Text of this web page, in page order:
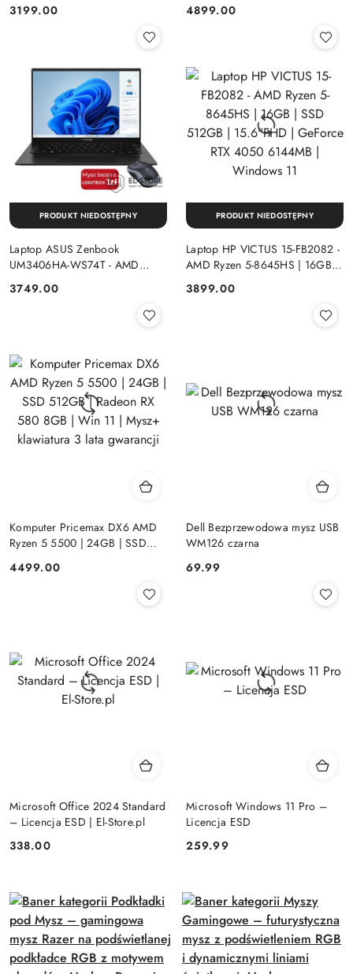
512GB Win 11 PRO
Cena:
3199.00
GeForce RTX 5050 8GB | Win
Cena:
4899.00
Laptop ASUS Zenbook
UM3406HA-WS74T - AMD
512GB | 14" OLED (1920x1200)
Cena:
3749.00
PRODUKT NIEDOSTĘPNY
Laptop HP VICTUS 15-FB2082 -
AMD Ryzen 5-8645HS | 16GB |
GeForce RTX 4050 6144MB |
Cena:
3899.00
PRODUKT NIEDOSTĘPNY
Komputer Pricemax DX6 AMD
Ryzen 5 5500 | 24GB | SSD
Win 11 | Mysz+ klawiatura 3 lata
Cena:
4499.00
Dell Bezprzewodowa mysz USB
WM126 czarna
Cena:
69.99
Microsoft Office 2024 Standard
– Licencja ESD | El-Store.pl
Cena:
338.00
Microsoft Windows 11 Pro –
Licencja ESD
Cena:
259.99